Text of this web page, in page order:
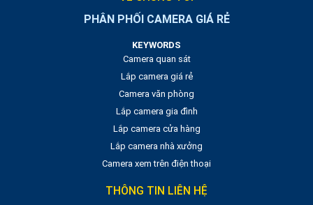
PHÂN PHỐI CAMERA GIÁ RẺ
KEYWORDS
Camera quan sát
Lắp camera giá rẻ
Camera văn phòng
Lắp camera gia đình
Lắp camera cửa hàng
Lắp camera nhà xưởng
Camera xem trên điện thoại
THÔNG TIN LIÊN HỆ